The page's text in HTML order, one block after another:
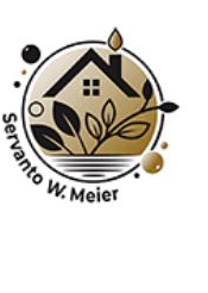
Gartenpflege